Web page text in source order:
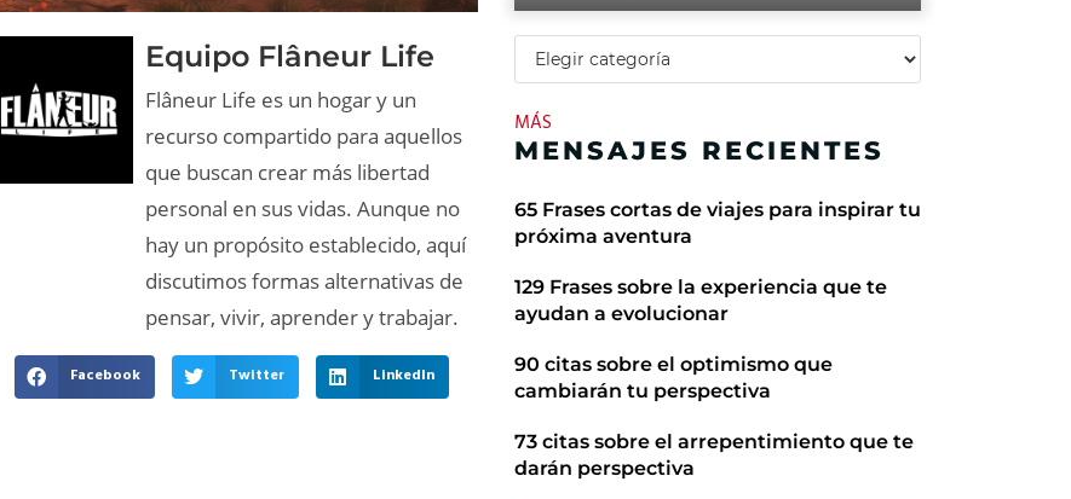
Equipo Flâneur Life
Flâneur Life es un hogar y un
recurso compartido para aquellos
que buscan crear más libertad
personal en sus vidas. Aunque no
hay un propósito establecido, aquí
discutimos formas alternativas de
pensar, vivir, aprender y trabajar.
Facebook Twitter LinkedIn
MÁS
MENSAJES RECIENTES
65 Frases cortas de viajes para inspirar tu
próxima aventura
129 Frases sobre la experiencia que te
ayudan a evolucionar
90 citas sobre el optimismo que
cambiarán tu perspectiva
73 citas sobre el arrepentimiento que te
darán perspectiva